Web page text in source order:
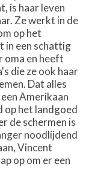
is haar leven
Ze werkt in de
op het
in een schattig
oma en heeft
die ze ook haar
Dat alles
Amerikaan
op het landgoed
de schermen is
noodlijdend
Vincent
op om er een